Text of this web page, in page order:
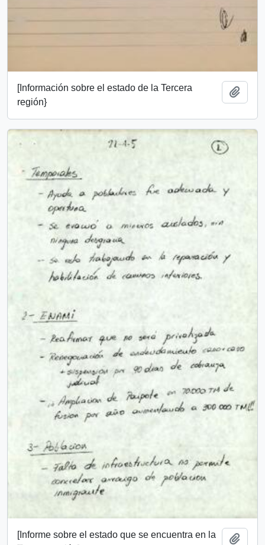
[Información sobre el estado de la Tercera
región}
[Informe sobre el estado que se encuentra en la